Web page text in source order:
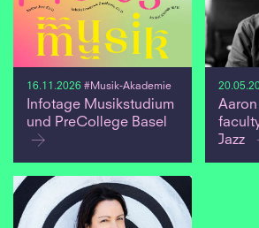
16.11.2026 #Musik-Akademie
Infotage Musikstudium
und PreCollege Basel
Jazz